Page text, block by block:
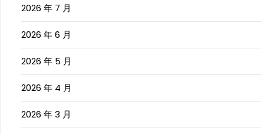
2026 年 7 月
2026 年 6 月
2026 年 5 月
2026 年 4 月
2026 年 3 月